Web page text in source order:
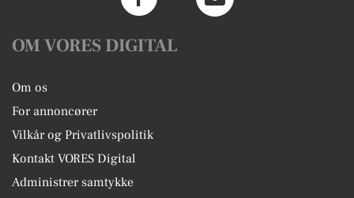
OM VORES DIGITAL
Om os
For annoncører
Vilkår og Privatlivspolitik
Kontakt VORES Digital
Administrer samtykke